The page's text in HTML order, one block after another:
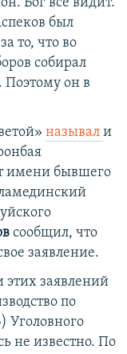
был
то, что во
собирал
Поэтому он в
называл и
имени бывшего
сообщил, что
заявление.
этих заявлений
по
Уголовного
не известно. По